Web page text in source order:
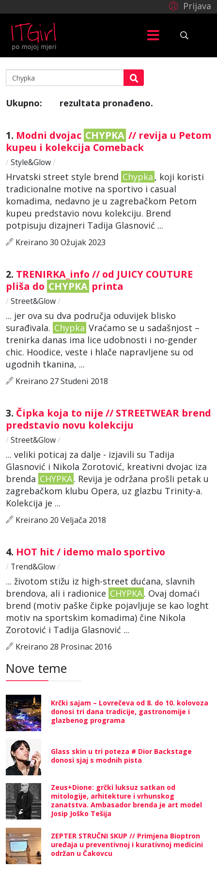
Prijava
Ukupno: rezultata pronađeno.
1. Modni dvojac CHYPKA // revija u Petom
kupeu i kolekcija Comeback
/ Style&Glow/
Hrvatski street style brend Chypka , koji koristi
tradicionalne motive na sportivo i casual
komadima, nedavno je u zagrebačkom Petom
kupeu predstavio novu kolekciju. Brend
potpisuju dizajneri Tadija Glasnović ...
Kreirano 30 Ožujak 2023
2. TRENIRKA_info // od JUICY COUTURE
pliša do CHYPKA printa
/ Street&Glow/
... jer ova su dva područja oduvijek blisko
surađivala. Chypka Vraćamo se u sadašnjost –
trenirka danas ima lice udobnosti i no-gender
chic. Hoodice, veste i hlače napravljene su od
ugodnih tkanina, ...
Kreirano 27 Studeni 2018
3. Čipka koja to nije // STREETWEAR brend
predstavio novu kolekciju
/ Street&Glow/
... veliki poticaj za dalje - izjavili su Tadija
Glasnović i Nikola Zorotović, kreativni dvojac iza
brenda CHYPKA. Revija je održana prošli petak u
zagrebačkom klubu Opera, uz glazbu Trinity-a.
Kolekcija je ...
Kreirano 20 Veljača 2018
4. HOT hit / idemo malo sportivo
/ Trend&Glow/
... životom stižu iz high-street dućana, slavnih
brendova, ali i radionice CHYPKA. Ovaj domaći
brend (motiv paške čipke pojavljuje se kao loght
motiv na sportskim komadima) čine Nikola
Zorotović i Tadija Glasnović ...
Kreirano 28 Prosinac 2016
Nove teme
Krčki sajam – Lovrečeva od 8. do 10. kolovoza
donosi tri dana tradicije, gastronomije i
glazbenog programa
Glass skin u tri poteza # Dior Backstage
donosi sjaj s modnih pista
Zeus+Dione: grčki luksuz satkan od
mitologije, arhitekture i vrhunskog
zanatstva. Ambasador brenda je art model
Josip Joško Tešija
ZEPTER STRUČNI SKUP // Primjena Bioptron
uređaja u preventivnoj i kurativnoj medicini
održan u Čakovcu